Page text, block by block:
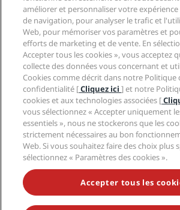
Hôtels adaptés aux Familles
Santé et sécurité
Carrières PPHE
Carrières EHL
The Club by RHG
Opportunités de développement
Entreprise responsable
Approvisionnement
Centre de confidentialité
Mentions légales
Conditions générales Radisson Rewards
Contrat d’utilisation du site
Accessibilité numérique
Déclaration sur l’esclavage moderne
Aide
Avis aux consommateurs
Contact
FAQ
Plan du site
Médias sociaux
Marques Radisson Hotels
NE MANQUEZ AUCUNE DE NOS
POPULAIRES
améliorer et personnaliser votre
de navigation, pour analyser le trafic et
Web, pour mémoriser vos paramètres et
efforts de marketing et de vente. En
Accepter tous les cookies », vous acceptez
collecte des données vous concernant et
Cookies comme décrit dans notre Politique
confidentialité [Cliquez ici] et notre
cookies et aux technologies associées [
vous sélectionnez « Accepter uniquement
essentiels », nous ne stockerons que les
strictement nécessaires au bon
Web. Si vous souhaitez faire des choix plus
sélectionnez « Paramètres des cookies ».
Accepter tous les